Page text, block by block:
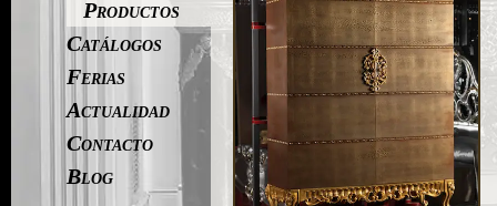
Productos
Catálogos
Ferias
Actualidad
Contacto
Blog